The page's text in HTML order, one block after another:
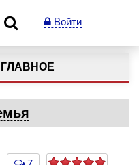
Войти
ГЛАВНОЕ